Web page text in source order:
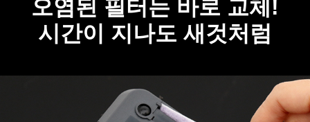
오염된 필터는 바로 교체!
시간이 지나도 새것처럼